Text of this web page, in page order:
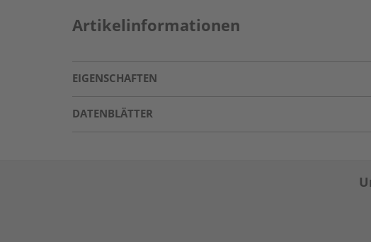
Artikelinformationen
EIGENSCHAFTEN
DATENBLÄTTER